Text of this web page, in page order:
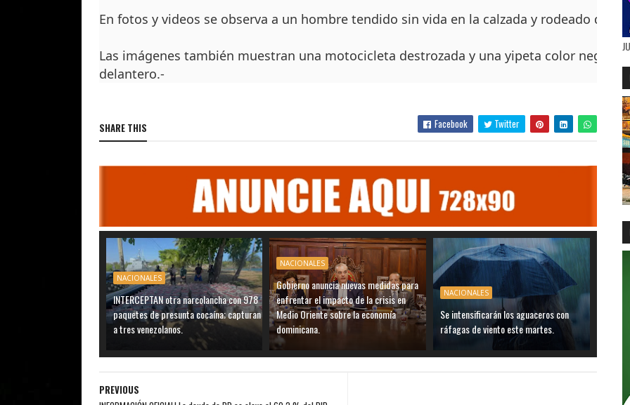
En fotos y videos se observa a un hombre tendido sin vida en la calzada y rodeado de
Las imágenes también muestran una motocicleta destrozada y una yipeta color negro
delantero.-
SHARE THIS Facebook Twitter
NACIONALES
INTERCEPTAN otra narcolancha con 978
paquetes de presunta cocaína; capturan
a tres venezolanos.
NACIONALES
Gobierno anuncia nuevas medidas para
enfrentar el impacto de la crisis en
Medio Oriente sobre la economía
dominicana.
NACIONALES
Se intensificarán los aguaceros con
ráfagas de viento este martes.
PREVIOUS